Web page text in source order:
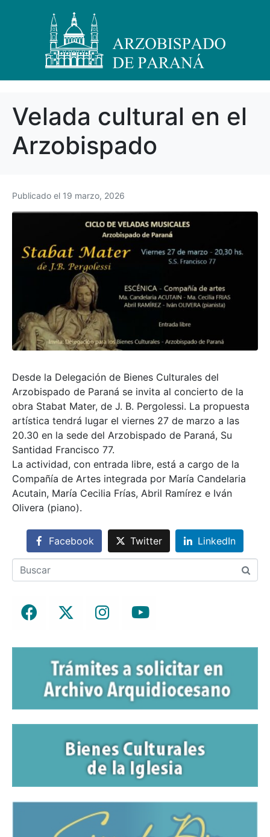
Velada cultural en el
Arzobispado
Publicado el 19 marzo, 2026
Desde la Delegación de Bienes Culturales del
Arzobispado de Paraná se invita al concierto de la
obra Stabat Mater, de J. B. Pergolessi. La propuesta
artística tendrá lugar el viernes 27 de marzo a las
20.30 en la sede del Arzobispado de Paraná, Su
Santidad Francisco 77.
La actividad, con entrada libre, está a cargo de la
Compañía de Artes integrada por María Candelaria
Acutain, María Cecilia Frías, Abril Ramírez e Iván
Olivera (piano).
Facebook Twitter LinkedIn